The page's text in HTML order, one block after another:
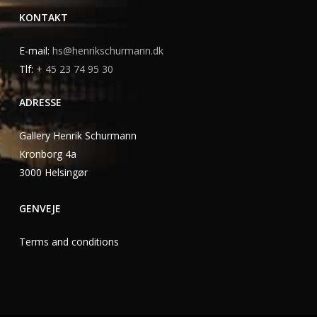
KONTAKT
E-mail: hs@henrikschurmann.dk
Tlf: + 45 23 74 95 30
ADRESSE
Gallery Henrik Schurmann
Kronborg 4a
3000 Helsingør
GENVEJE
Terms and conditions